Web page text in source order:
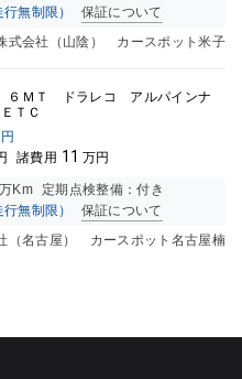
無制限）
保証について
式会社（山陰） カースポット米子
６ＭＴ ドラレコ アルパインナ
ＴＣ
諸費用 11 万円
Km
定期点検整備：付き
無制限）
保証について
（名古屋） カースポット名古屋楠